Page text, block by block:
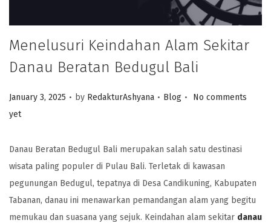
Menelusuri Keindahan Alam Sekitar
Danau Beratan Bedugul Bali
Posted on
January 3, 2025 . by RedakturAshyana . Posted in
Blog .
No comments
yet
Danau Beratan Bedugul Bali merupakan salah satu destinasi
wisata paling populer di Pulau Bali. Terletak di kawasan
pegunungan Bedugul, tepatnya di Desa Candikuning, Kabupaten
Tabanan, danau ini menawarkan pemandangan alam yang begitu
memukau dan suasana yang sejuk. Keindahan alam sekitar danau